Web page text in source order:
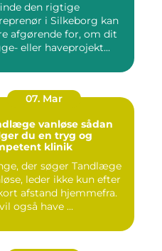
den rigtige
i Silkeborg kan
afgørende for, om dit
eller haveprojekt...
07. Mar
vanløse sådan
du en tryg og
klinik
der søger Tandlæge
leder ikke kun efter
afstand hjemmefra.
også have ...